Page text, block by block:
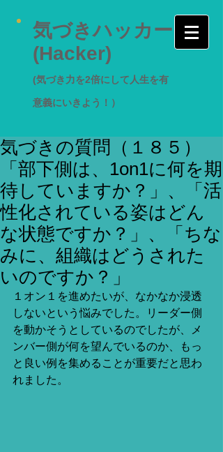
気づきハッカー
(Hacker)
(気づき力を2倍にして人生を有
意義にいきよう！）
気づきの質問（１８５）
「部下側は、1on1に何を期
待していますか？」、「活
性化されている姿はどん
な状態ですか？」、「ちな
みに、組織はどうされた
いのですか？」
１オン１を進めたいが、なかなか浸透
しないという悩みでした。リーダー側
を動かそうとしているのでしたが、メ
ンバー側が何を望んでいるのか、もっ
と良い例を集めることが重要だと思わ
れました。